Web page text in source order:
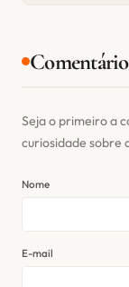
Seja o primeiro a
curiosidade sobre
Nome
E-mail